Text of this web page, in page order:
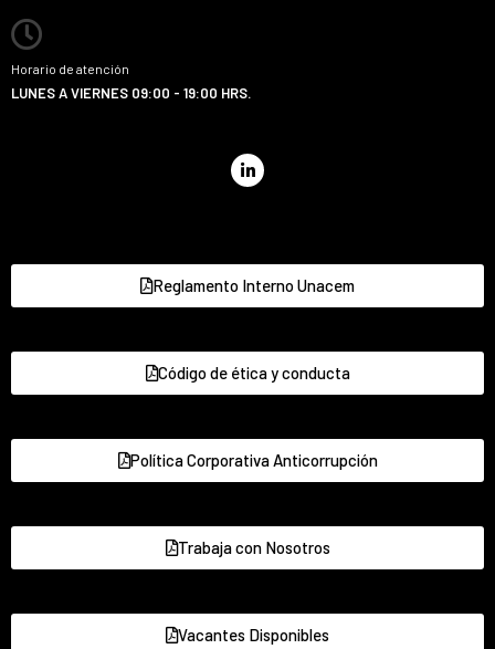
Horario de atención
LUNES A VIERNES 09:00 - 19:00 HRS.
Reglamento Interno Unacem
Código de ética y conducta
Política Corporativa Anticorrupción
Trabaja con Nosotros
Vacantes Disponibles